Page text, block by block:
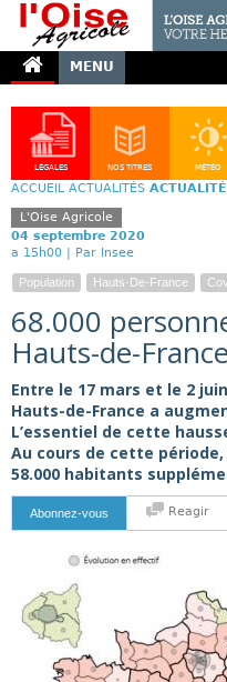
MENU
LÉGALES NOS TITRES MÉTÉO
ACCUEIL ACTUALITÉS
L'Oise Agricole
04 septembre 2020
a 15h00 | Par Insee
Population Hauts-De-France
68.000
Hauts-de-France
Entre le 17 mars et le 2
Hauts-de-France a
L’essentiel de cette
Au cours de cette
58.000 habitants
Abonnez-vous Reagir